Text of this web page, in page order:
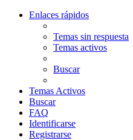
Enlaces rápidos
Temas sin respuesta
Temas activos
Buscar
Temas Activos
Buscar
FAQ
Identificarse
Registrarse